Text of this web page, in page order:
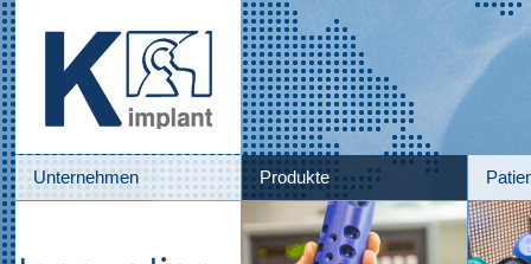
Unternehmen Produkte